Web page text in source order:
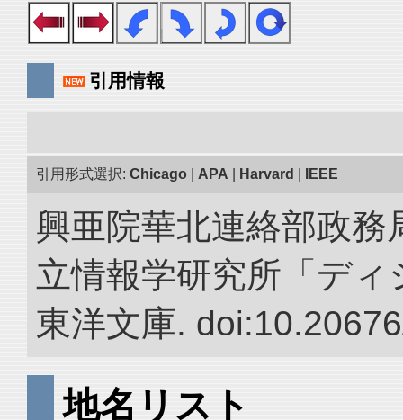
引用情報
引用形式選択: Chicago APA Harvard IEEE
興亜院華北連絡部政務
立情報学研究所「デ
東洋文庫.
地名リスト